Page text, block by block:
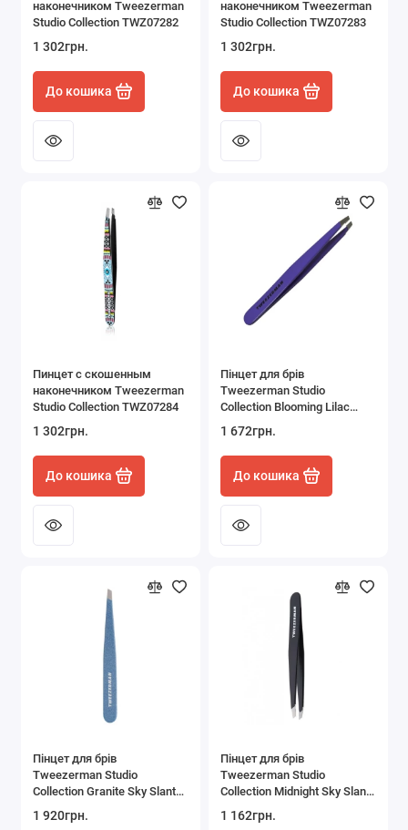
Манікюр і педикюр
Покраска волосся
Показати все
наконечником Tweezerman
Studio Collection TWZ07282
1 302грн.
До кошика
наконечником Tweezerman
Studio Collection TWZ07283
1 302грн.
До кошика
Пинцет с скошенным
наконечником Tweezerman
Studio Collection TWZ07284
1 302грн.
До кошика
Пінцет для брів
Tweezerman Studio
Collection Blooming Lilac
1 672грн.
До кошика
Пінцет для брів
Tweezerman Studio
Collection Granite Sky Slant
1 920грн.
Пінцет для брів
Tweezerman Studio
Collection Midnight Sky Slant
1 162грн.